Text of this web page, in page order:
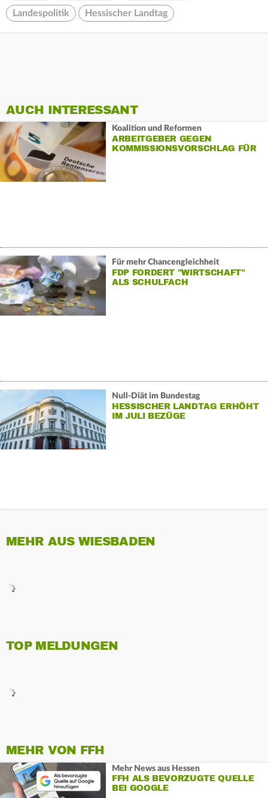
Landespolitik Hessischer Landtag
AUCH INTERESSANT
Koalition und Reformen
ARBEITGEBER GEGEN
KOMMISSIONSVORSCHLAG FÜR
Für mehr Chancengleichheit
FDP FORDERT "WIRTSCHAFT"
ALS SCHULFACH
Null-Diät im Bundestag
HESSISCHER LANDTAG ERHÖHT
IM JULI BEZÜGE
MEHR AUS WIESBADEN
TOP MELDUNGEN
MEHR VON FFH
Mehr News aus Hessen
FFH ALS BEVORZUGTE QUELLE
BEI GOOGLE